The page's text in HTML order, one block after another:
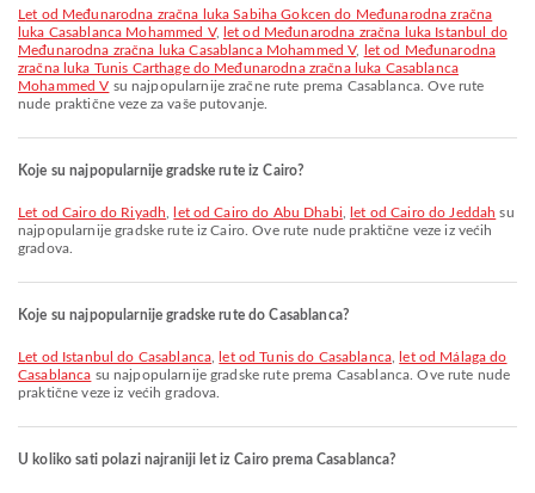
let od Međunarodna zračna luka Sabiha Gokcen do Međunarodna zračna
luka Casablanca Mohammed V,
let od Međunarodna zračna luka Istanbul do
Međunarodna zračna luka Casablanca Mohammed V,
let od Međunarodna
zračna luka Tunis Carthage do Međunarodna zračna luka Casablanca
Mohammed V su najpopularnije zračne rute prema Casablanca. Ove rute
nude praktične veze za vaše putovanje.
Koje su najpopularnije gradske rute iz Cairo?
let od Cairo do Riyadh let od Cairo do Abu Dhabi let od Cairo do Jeddah su
najpopularnije gradske rute iz Cairo. Ove rute nude praktične veze iz većih
gradova.
Koje su najpopularnije gradske rute do Casablanca?
let od Istanbul do Casablanca let od Tunis do Casablanca,
let od Málaga do
Casablanca su najpopularnije gradske rute prema Casablanca. Ove rute nude
praktične veze iz većih gradova.
U koliko sati polazi najraniji let iz Cairo prema Casablanca?